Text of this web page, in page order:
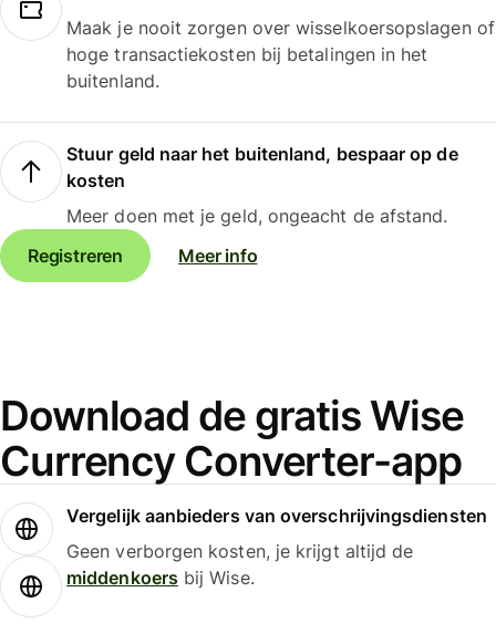
Maak je nooit zorgen over wisselkoersopslagen of
hoge transactiekosten bij betalingen in het
buitenland.
Stuur geld naar het buitenland, bespaar op de
kosten
Meer doen met je geld, ongeacht de afstand.
Registreren
Meer info
Download de gratis Wise
Currency Converter-app
Vergelijk aanbieders van overschrijvingsdiensten
Geen verborgen kosten, je krijgt altijd de
middenkoersbij Wise.